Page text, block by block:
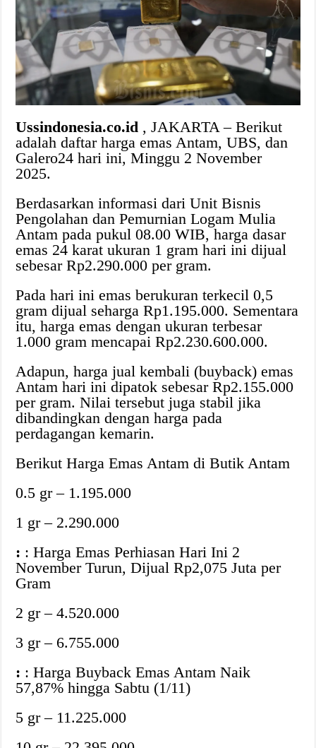
Ussindonesia.co.id , JAKARTA – Berikut
adalah daftar harga emas Antam, UBS, dan
Galero24 hari ini, Minggu 2 November
2025.
Berdasarkan informasi dari Unit Bisnis
Pengolahan dan Pemurnian Logam Mulia
Antam pada pukul 08.00 WIB, harga dasar
emas 24 karat ukuran 1 gram hari ini dijual
sebesar Rp2.290.000 per gram.
Pada hari ini emas berukuran terkecil 0,5
gram dijual seharga Rp1.195.000. Sementara
itu, harga emas dengan ukuran terbesar
1.000 gram mencapai Rp2.230.600.000.
Adapun, harga jual kembali (buyback) emas
Antam hari ini dipatok sebesar Rp2.155.000
per gram. Nilai tersebut juga stabil jika
dibandingkan dengan harga pada
perdagangan kemarin.
Berikut Harga Emas Antam di Butik Antam
0.5 gr – 1.195.000
1 gr – 2.290.000
: : Harga Emas Perhiasan Hari Ini 2
November Turun, Dijual Rp2,075 Juta per
Gram
2 gr – 4.520.000
3 gr – 6.755.000
: : Harga Buyback Emas Antam Naik
57,87% hingga Sabtu (1/11)
5 gr – 11.225.000